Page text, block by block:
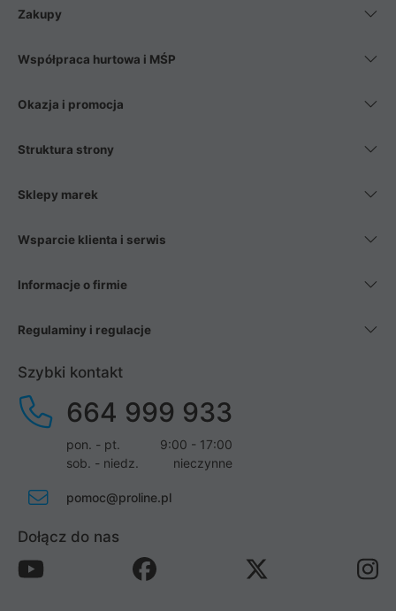
wentylatory. Na koniec mając już to wszystko, możesz
Zakupy
Współpraca hurtowa i MŚP
Okazja i promocja
Struktura strony
Sklepy marek
Wsparcie klienta i serwis
Informacje o firmie
Regulaminy i regulacje
Szybki kontakt
664 999 933
pon. - pt.
9:00 - 17:00
sob. - niedz.
nieczynne
pomoc@proline.pl
Dołącz do nas